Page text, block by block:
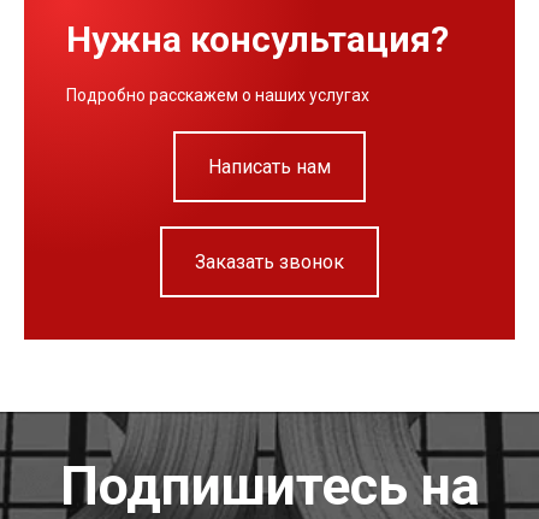
Нужна консультация?
Подробно расскажем о наших услугах
Написать нам
Заказать звонок
Подпишитесь на